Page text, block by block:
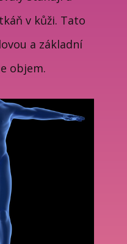
v kůži. Tato
a základní
objem.